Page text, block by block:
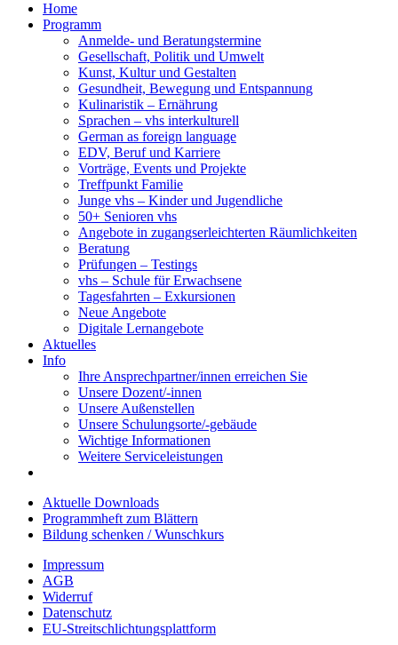
Home
Programm
Anmelde- und Beratungstermine
Gesellschaft, Politik und Umwelt
Kunst, Kultur und Gestalten
Gesundheit, Bewegung und Entspannung
Kulinaristik – Ernährung
Sprachen – vhs interkulturell
German as foreign language
EDV, Beruf und Karriere
Vorträge, Events und Projekte
Treffpunkt Familie
Junge vhs – Kinder und Jugendliche
50+ Senioren vhs
Angebote in zugangserleichterten Räumlichkeiten
Beratung
Prüfungen – Testings
vhs – Schule für Erwachsene
Tagesfahrten – Exkursionen
Neue Angebote
Digitale Lernangebote
Aktuelles
Info
Ihre Ansprechpartner/innen erreichen Sie
Unsere Dozent/-innen
Unsere Außenstellen
Unsere Schulungsorte/-gebäude
Wichtige Informationen
Weitere Serviceleistungen
Aktuelle Downloads
Programmheft zum Blättern
Bildung schenken / Wunschkurs
Impressum
AGB
Widerruf
Datenschutz
EU-Streitschlichtungsplattform